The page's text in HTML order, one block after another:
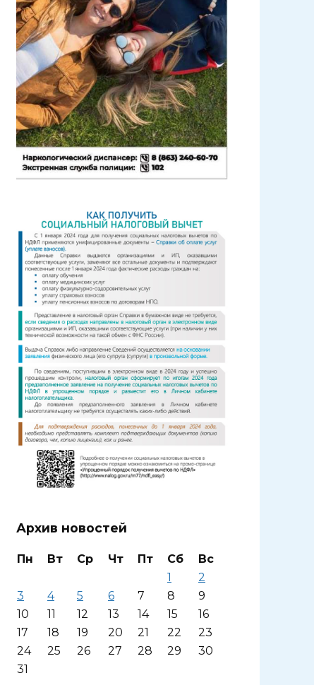
Архив новостей
Пн Вт Ср Чт Пт Сб
Вс
1
2
3
4 5 6 7 8
9
10
11 12 13 14 15
16
17
18 19 20 21 22
23
24
25 26 27 28 29
30
31